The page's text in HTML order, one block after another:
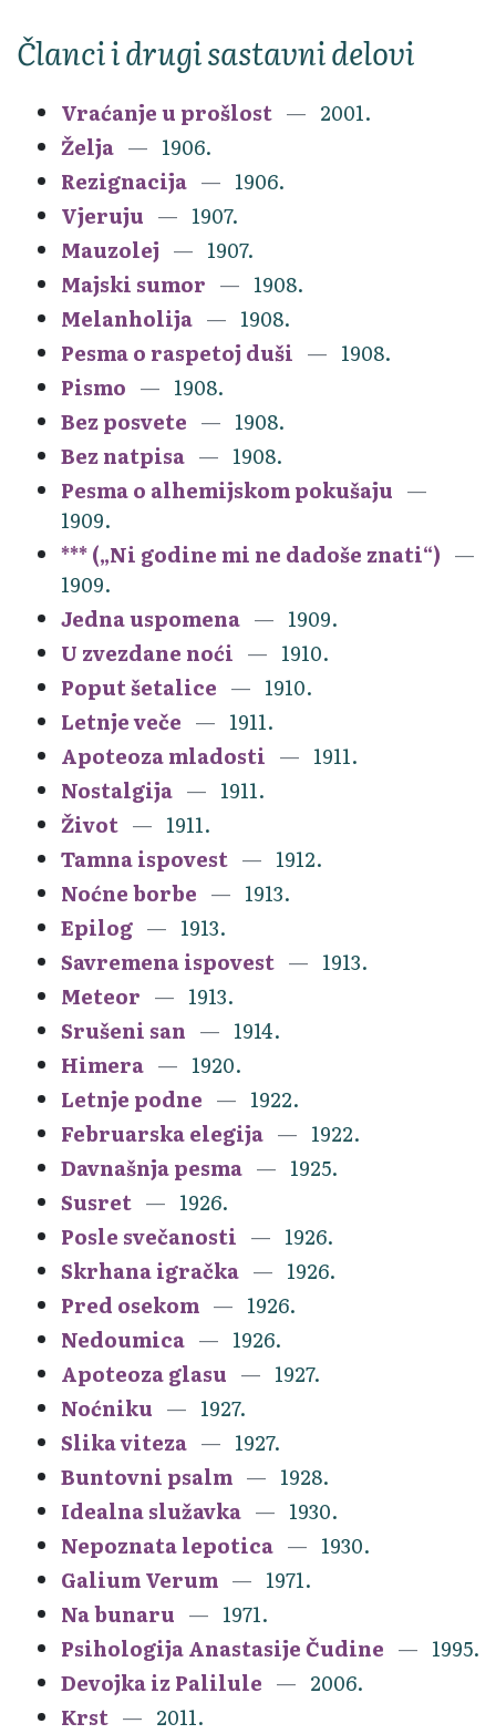
Članci i drugi sastavni delovi
Vraćanje u prošlost
2001.
Želja
1906.
Rezignacija
1906.
Vjeruju
1907.
Mauzolej
1907.
Majski sumor
1908.
Melanholija
1908.
Pesma o raspetoj duši
1908.
Pismo
1908.
Bez posvete
1908.
Bez natpisa
1908.
Pesma o alhemijskom pokušaju
1909.
*** („Ni godine mi ne dadoše znati“)
1909.
Jedna uspomena
1909.
U zvezdane noći
1910.
Poput šetalice
1910.
Letnje veče
1911.
Apoteoza mladosti
1911.
Nostalgija
1911.
Život
1911.
Tamna ispovest
1912.
Noćne borbe
1913.
Epilog
1913.
Savremena ispovest
1913.
Meteor
1913.
Srušeni san
1914.
Himera
1920.
Letnje podne
1922.
Februarska elegija
1922.
Davnašnja pesma
1925.
Susret
1926.
Posle svečanosti
1926.
Skrhana igračka
1926.
Pred osekom
1926.
Nedoumica
1926.
Apoteoza glasu
1927.
Noćniku
1927.
Slika viteza
1927.
Buntovni psalm
1928.
Idealna služavka
1930.
Nepoznata lepotica
1930.
Galium Verum
1971.
Na bunaru
1971.
Psihologija Anastasije Čudine
1995.
Devojka iz Palilule
2006.
Krst
2011.